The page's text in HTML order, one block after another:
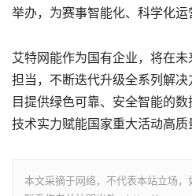
举办，为赛事智能化、科学化运
艾特网能作为国有企业，将在
担当，不断迭代升级全系列解
目提供绿色可靠、安全智能的
技术实力赋能国家重大活动高质
本文采摘于网络，不代表本站立场